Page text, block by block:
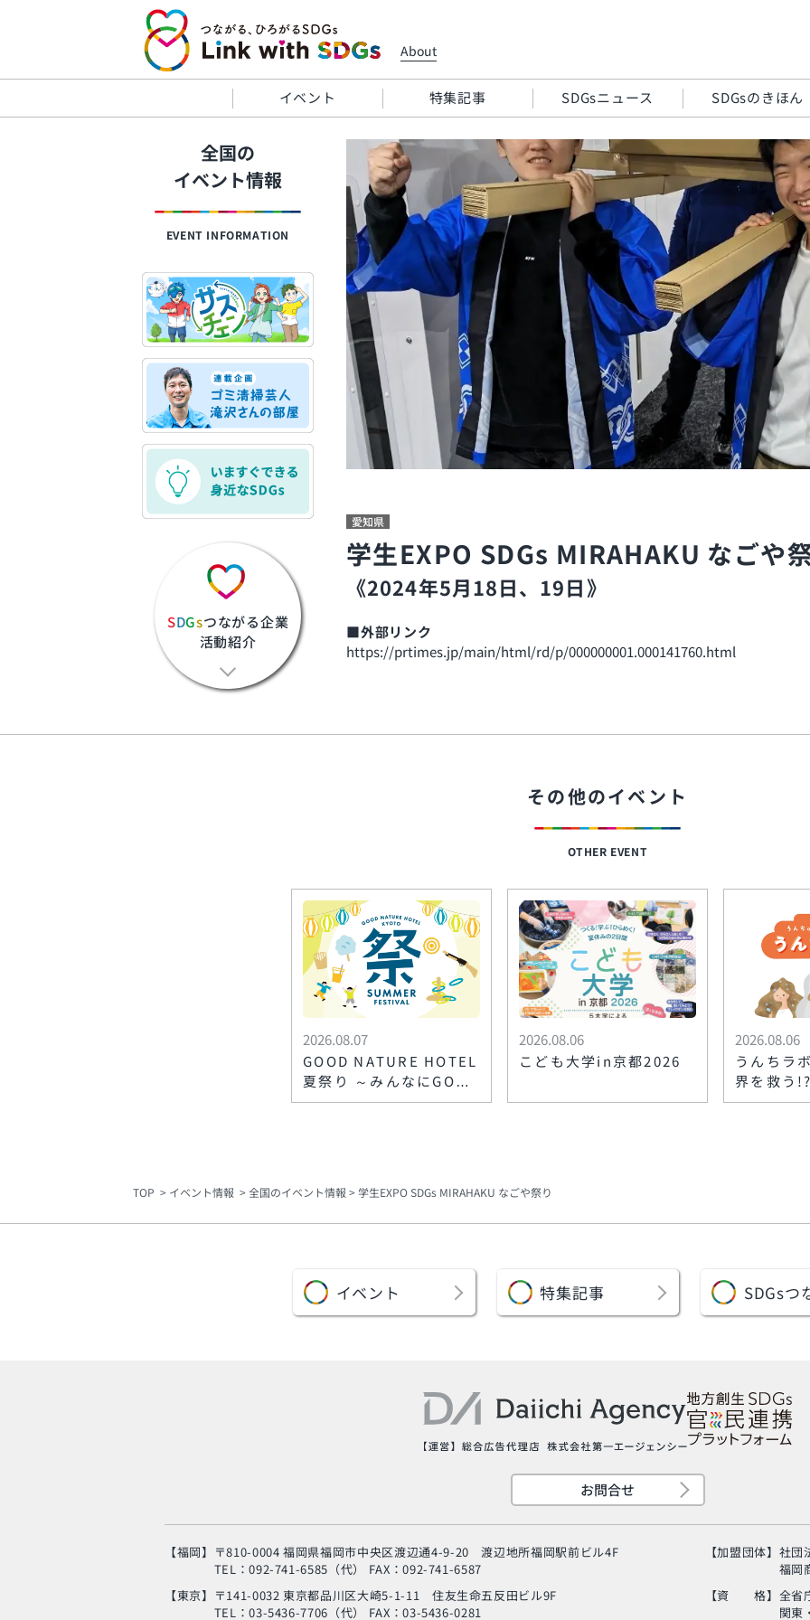
About
イベント 特集記事 SDGsニュース SDGsのきほん
全国の
イベント情報
EVENT INFORMATION
SDGsつながる企業
活動紹介
愛知県
学生EXPO SDGs MIRAHAKU なごや
《2024年5月18日、19日》
■外部リンク
https://prtimes.jp/main/html/rd/p/000000001.000141760.html
その他のイベント
OTHER EVENT
2026.08.07
GOOD NATURE HOTEL
夏祭り ～みんなにGOOD
な思い出づくり～
2026.08.06
こども大学in京都2026
2026.08.06
うんちラ
界を救う
TOP イベント情報 全国のイベント情報 学生EXPO SDGs MIRAHAKU なごや祭り
イベント 特集記事 SDGsつ
お問合せ
【福岡】 〒810-0004 福岡県福岡市中央区渡辺通4-9-20渡辺地所福岡駅前ビル4F
TEL：092-741-6585（代） FAX：092-741-6587
【東京】 〒141-0032 東京都品川区大崎5-1-11 住友生命五反田ビル9F
TEL：03-5436-7706（代） FAX：03-5436-0281
【加盟団体】 社団
福岡
【資 格】 全省
関東